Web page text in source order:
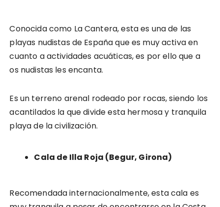
Conocida como La Cantera, esta es una de las
playas nudistas de España que es muy activa en
cuanto a actividades acuáticas, es por ello que a
os nudistas les encanta.
Es un terreno arenal rodeado por rocas, siendo los
acantilados la que divide esta hermosa y tranquila
playa de la civilización.
Cala de Illa Roja (Begur, Girona)
Recomendada internacionalmente, esta cala es